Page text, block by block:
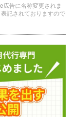
告に名称変更されま
記されておりますので